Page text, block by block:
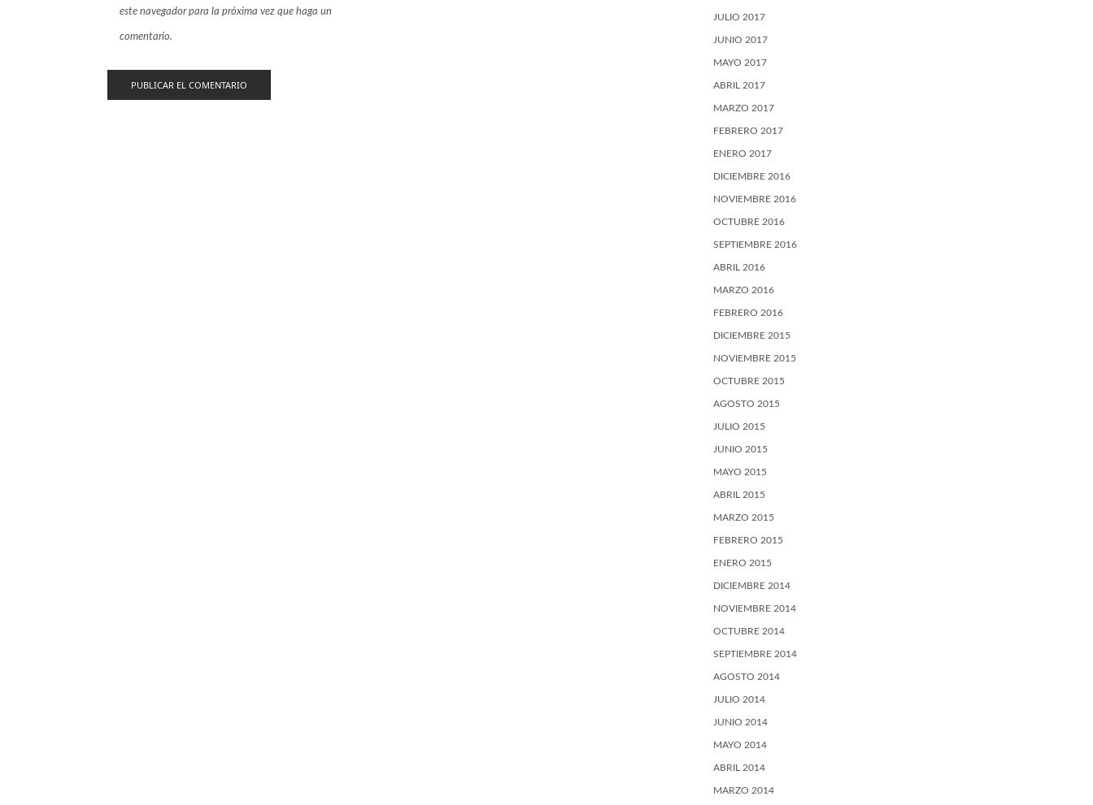
este navegador para la próxima vez que haga un
comentario.
JULIO 2017
JUNIO 2017
MAYO 2017
ABRIL 2017
MARZO 2017
FEBRERO 2017
ENERO 2017
DICIEMBRE 2016
NOVIEMBRE 2016
OCTUBRE 2016
SEPTIEMBRE 2016
ABRIL 2016
MARZO 2016
FEBRERO 2016
DICIEMBRE 2015
NOVIEMBRE 2015
OCTUBRE 2015
AGOSTO 2015
JULIO 2015
JUNIO 2015
MAYO 2015
ABRIL 2015
MARZO 2015
FEBRERO 2015
ENERO 2015
DICIEMBRE 2014
NOVIEMBRE 2014
OCTUBRE 2014
SEPTIEMBRE 2014
AGOSTO 2014
JULIO 2014
JUNIO 2014
MAYO 2014
ABRIL 2014
MARZO 2014